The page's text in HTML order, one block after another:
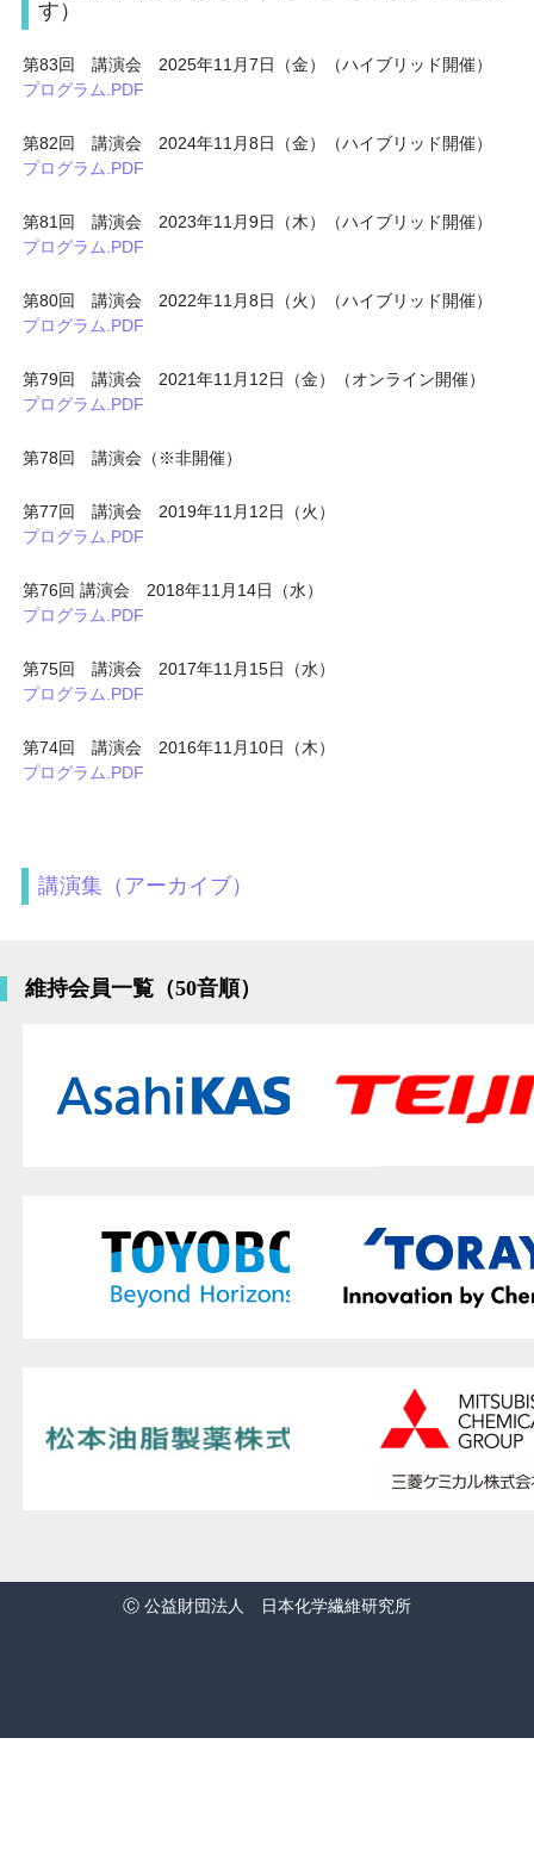
す）
第83回 講演会 2025年11月7日（金）（ハイブリッド開催）
プログラム.PDF
第82回 講演会 2024年11月8日（金）（ハイブリッド開催）
プログラム.PDF
第81回 講演会 2023年11月9日（木）（ハイブリッド開催）
プログラム.PDF
第80回 講演会 2022年11月8日（火）（ハイブリッド開催）
プログラム.PDF
第79回 講演会 2021年11月12日（金）（オンライン開催）
プログラム.PDF
第78回 講演会（※非開催）
第77回 講演会 2019年11月12日（火）
プログラム.PDF
第76回 講演会 2018年11月14日（水）
プログラム.PDF
第75回 講演会 2017年11月15日（水）
プログラム.PDF
第74回 講演会 2016年11月10日（木）
プログラム.PDF
講演集（アーカイブ）
維持会員一覧（50音順）
Ⓒ 公益財団法人 日本化学繊維研究所